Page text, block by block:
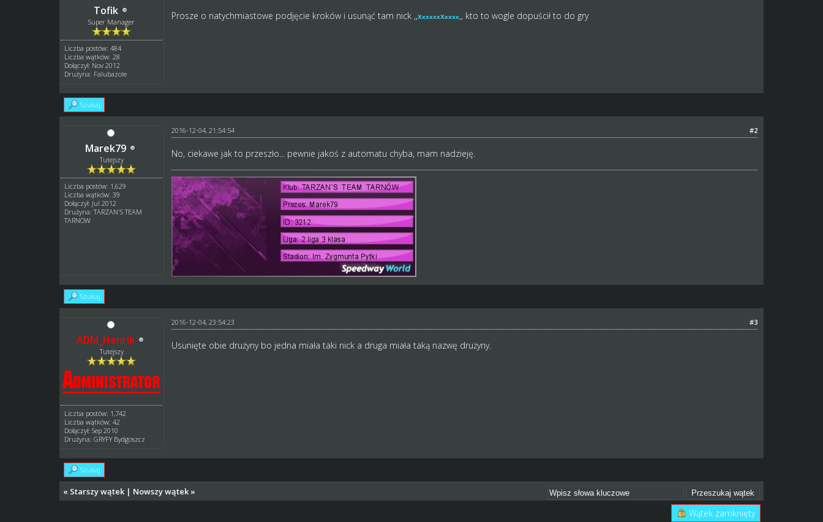
Tofik
Super Manager
Liczba postów: 484
Liczba wątków: 28
Dołączył: Nov 2012
Drużyna: Falubazole
Prosze o natychmiastowe podjęcie kroków i usunąć tam nick ,,XxxxxxXxxxx,, kto to wogle dopuścił to do gry
Szukaj
Marek79
Tutejszy
Liczba postów: 1,629
Liczba wątków: 39
Dołączył: Jul 2012
Drużyna: TARZAN'S TEAM
TARNOW
#2
2016-12-04, 21:54:54
No, ciekawe jak to przeszło... pewnie jakoś z automatu chyba, mam nadzieję.
Szukaj
ADM_Henrik
Tutejszy
Liczba postów: 1,742
Liczba wątków: 42
Dołączył: Sep 2010
Drużyna: GRYFY Bydgoszcz
#3
2016-12-04, 23:54:23
Usunięte obie drużyny bo jedna miała taki nick a druga miała taką nazwę drużyny.
Szukaj
« Starszy wątek | Nowszy wątek »
Wątek zamknięty